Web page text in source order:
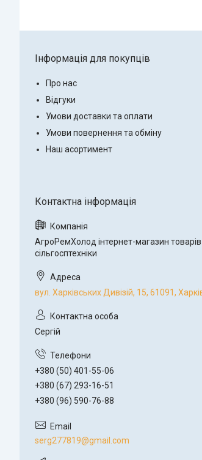
Інформація для покупців
Про нас
Відгуки
Умови доставки та оплати
Умови повернення та обміну
Наш асортимент
АгроРемХолод інтернет-магазин
сільгосптехніки
вул. Харківських Дивізій, 15, 61091,
Сергій
+380 (50) 401-55-06
+380 (67) 293-16-51
+380 (96) 590-76-88
serg277819@gmail.com